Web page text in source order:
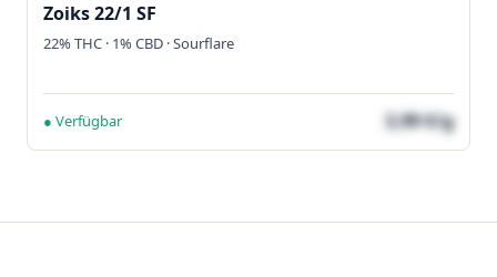
Zoiks 22/1 SF
22% THC · 1% CBD · Sourflare
● Verfügbar 3,99 €/g